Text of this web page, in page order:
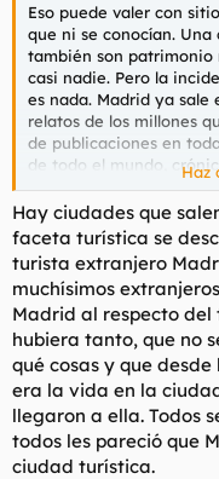
Eso puede valer con
que ni se conocían. Una
también son patrimonio
casi nadie. Pero la
es nada. Madrid ya sale
relatos de los millones
de publicaciones en
de todo el mundo,
nombra un sin fin de
traerá. No digo que no.
notar nada.
Haz
Hay ciudades que
faceta turística se
turista extranjero
muchísimos
Madrid al respecto del
hubiera tanto, que no
qué cosas y que
era la vida en la
llegaron a ella. Todos
todos les pareció que
ciudad turística.